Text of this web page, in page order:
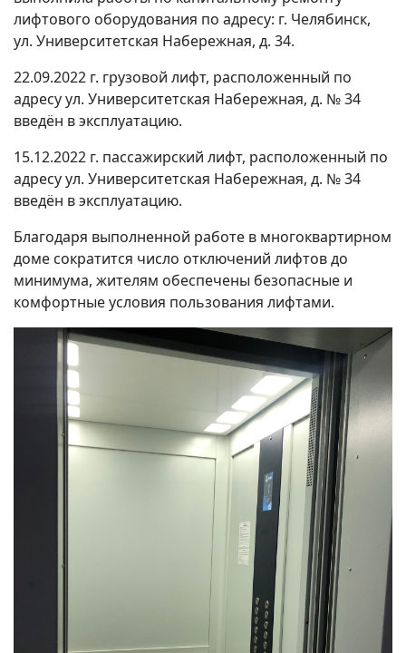
лифтового оборудования по адресу: г. Челябинск,
ул. Университетская Набережная, д. 34.
22.09.2022 г. грузовой лифт, расположенный по
адресу ул. Университетская Набережная, д. № 34
введён в эксплуатацию.
15.12.2022 г. пассажирский лифт, расположенный по
адресу ул. Университетская Набережная, д. № 34
введён в эксплуатацию.
Благодаря выполненной работе в многоквартирном
доме сократится число отключений лифтов до
минимума, жителям обеспечены безопасные и
комфортные условия пользования лифтами.